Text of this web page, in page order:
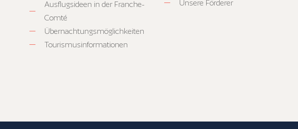
Ausflugsideen in der Franche-
Comté
Übernachtungsmöglichkeiten
Tourismusinformationen
Unsere Förderer